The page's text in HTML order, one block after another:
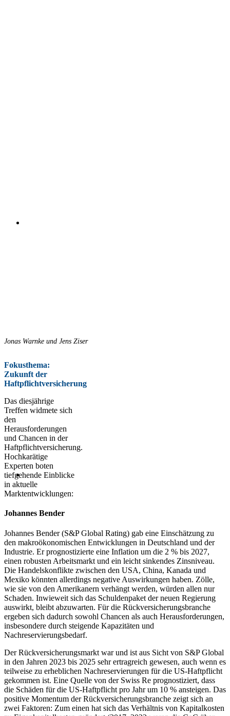
Jonas Warnke und Jens Ziser
Fokusthema:
Zukunft der
Haftpflichtversicherung
Das diesjährige
Treffen widmete sich
den
Herausforderungen
und Chancen in der
Haftpflichtversicherung.
Hochkarätige
Experten boten
tiefgehende Einblicke
in aktuelle
Marktentwicklungen:
Johannes Bender
Johannes Bender (S&P Global Rating) gab eine Einschätzung zu
den makroökonomischen Entwicklungen in Deutschland und der
Industrie. Er prognostizierte eine Inflation um die 2 % bis 2027,
einen robusten Arbeitsmarkt und ein leicht sinkendes Zinsniveau.
Die Handelskonflikte zwischen den USA, China, Kanada und
Mexiko könnten allerdings negative Auswirkungen haben. Zölle,
wie sie von den Amerikanern verhängt werden, würden allen nur
Schaden. Inwieweit sich das Schuldenpaket der neuen Regierung
auswirkt, bleibt abzuwarten. Für die Rückversicherungsbranche
ergeben sich dadurch sowohl Chancen als auch Herausforderungen,
insbesondere durch steigende Kapazitäten und
Nachreservierungsbedarf.
Der Rückversicherungsmarkt war und ist aus Sicht von S&P Global
in den Jahren 2023 bis 2025 sehr ertragreich gewesen, auch wenn es
teilweise zu erheblichen Nachreservierungen für die US-Haftpflicht
gekommen ist. Eine Quelle von der Swiss Re prognostiziert, dass
die Schäden für die US-Haftpflicht pro Jahr um 10 % ansteigen. Das
positive Momentum der Rückversicherungsbranche zeigt sich an
zwei Faktoren: Zum einen hat sich das Verhältnis von Kapitalkosten